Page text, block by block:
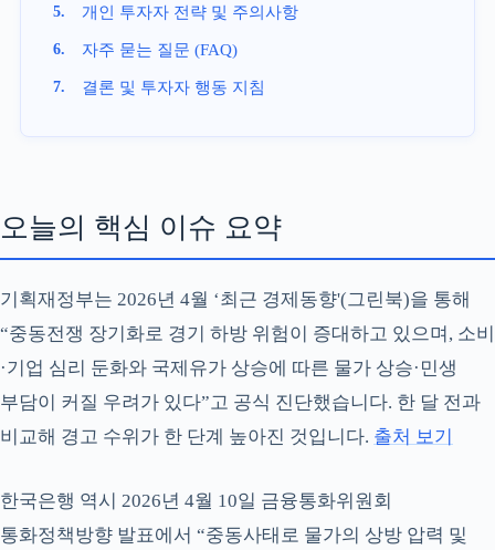
개인 투자자 전략 및 주의사항
자주 묻는 질문 (FAQ)
결론 및 투자자 행동 지침
오늘의 핵심 이슈 요약
기획재정부는 2026년 4월 ‘최근 경제동향'(그린북)을 통해
“중동전쟁 장기화로 경기 하방 위험이 증대하고 있으며, 소비
·기업 심리 둔화와 국제유가 상승에 따른 물가 상승·민생
부담이 커질 우려가 있다”고 공식 진단했습니다. 한 달 전과
비교해 경고 수위가 한 단계 높아진 것입니다. 출처 보기
한국은행 역시 2026년 4월 10일 금융통화위원회
통화정책방향 발표에서 “중동사태로 물가의 상방 압력 및